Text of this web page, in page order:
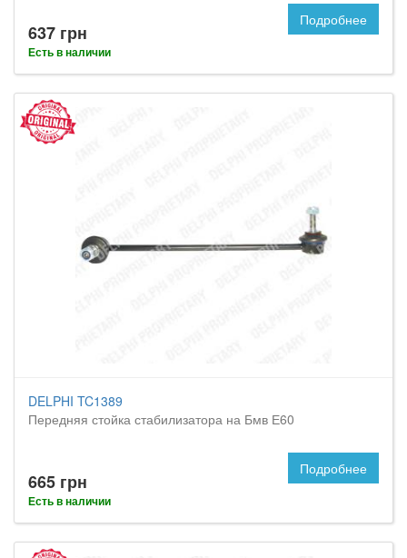
637 грн
Есть в наличии
Подробнее
DELPHI TC1389
Передняя стойка стабилизатора на Бмв Е60
665 грн
Есть в наличии
Подробнее